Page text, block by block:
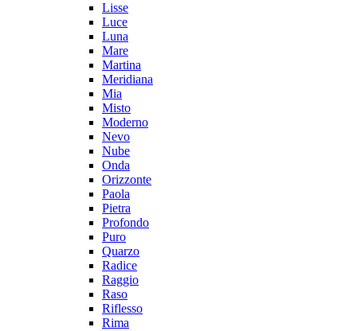
Lisse
Luce
Luna
Mare
Martina
Meridiana
Mia
Misto
Moderno
Nevo
Nube
Onda
Orizzonte
Paola
Pietra
Profondo
Puro
Quarzo
Radice
Raggio
Raso
Riflesso
Rima